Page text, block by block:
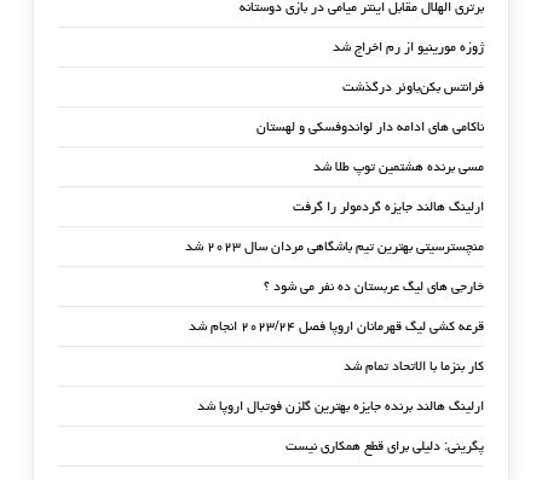
برتری الهلال مقابل اینتر میامی در بازی دوستانه
ژوزه مورینیو از رم اخراج شد
فرانتس بکن‌باوئر درگذشت
ناکامی های ادامه دار لواندوفسکی و لهستان
مسی برنده هشتمین توپ طلا شد
ارلینگ هالند جایزه گردمولر را گرفت
منچسترسیتی بهترین تیم باشگاهی مردان سال ۲۰۲۳ شد
خارجی های لیگ عربستان ده نفر می شود ؟
قرعه کشی لیگ قهرمانان اروپا فصل ۲۰۲۳/۲۴ انجام شد
کار بنزما با الاتحاد تمام شد
ارلینگ هالند برنده جایزه بهترین گلزن فوتبال اروپا شد
پگرینی: دلیلی برای قطع همکاری نیست